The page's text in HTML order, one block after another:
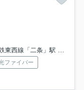
西線「二条」駅 徒歩6分
ファイバー